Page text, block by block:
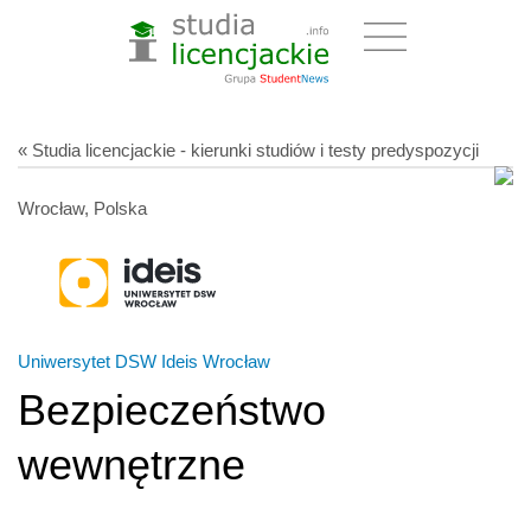
« Studia licencjackie - kierunki studiów i testy predyspozycji
Wrocław, Polska
Uniwersytet DSW Ideis Wrocław
Bezpieczeństwo
wewnętrzne